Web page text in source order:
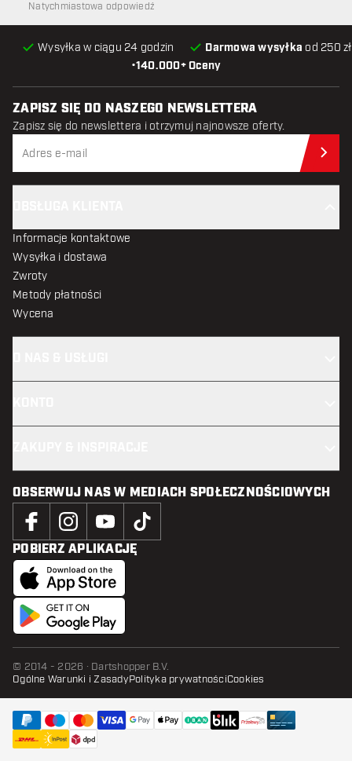
•140.000+ Oceny
Wysyłka w ciągu 24 godzin Darmowa wysyłka od 250
Natychmiastowa odpowiedź
ZAPISZ SIĘ DO NASZEGO NEWSLETTERA
Zapisz się do newslettera i otrzymuj najnowsze oferty.
Informacje kontaktowe
Wysyłka i dostawa
Zwroty
Metody płatności
Wycena
OBSERWUJ NAS W MEDIACH SPOŁECZNOŚCIOWYCH
POBIERZ APLIKACJĘ
© 2014 - 2026 · Dartshopper B.V.
Ogólne Warunki i ZasadyPolityka prywatnościCookies